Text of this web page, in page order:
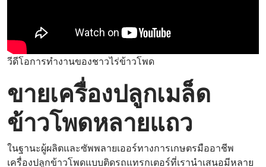
วีดีโอการทำงานของชาวไร่ข้าวโพด
ขายเครื่องปลูกเมล็ด
ข้าวโพดหลายแถว
ในฐานะผู้ผลิตและซัพพลายเออร์ทางการเกษตรมืออาชีพ
เครื่องปลูกข้าวโพดแบบติดรถแทรกเตอร์ที่เรานำเสนอมีหลาย